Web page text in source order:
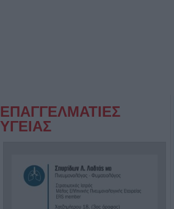
ΕΠΑΓΓΕΛΜΑΤΙΕΣ
ΥΓΕΙΑΣ